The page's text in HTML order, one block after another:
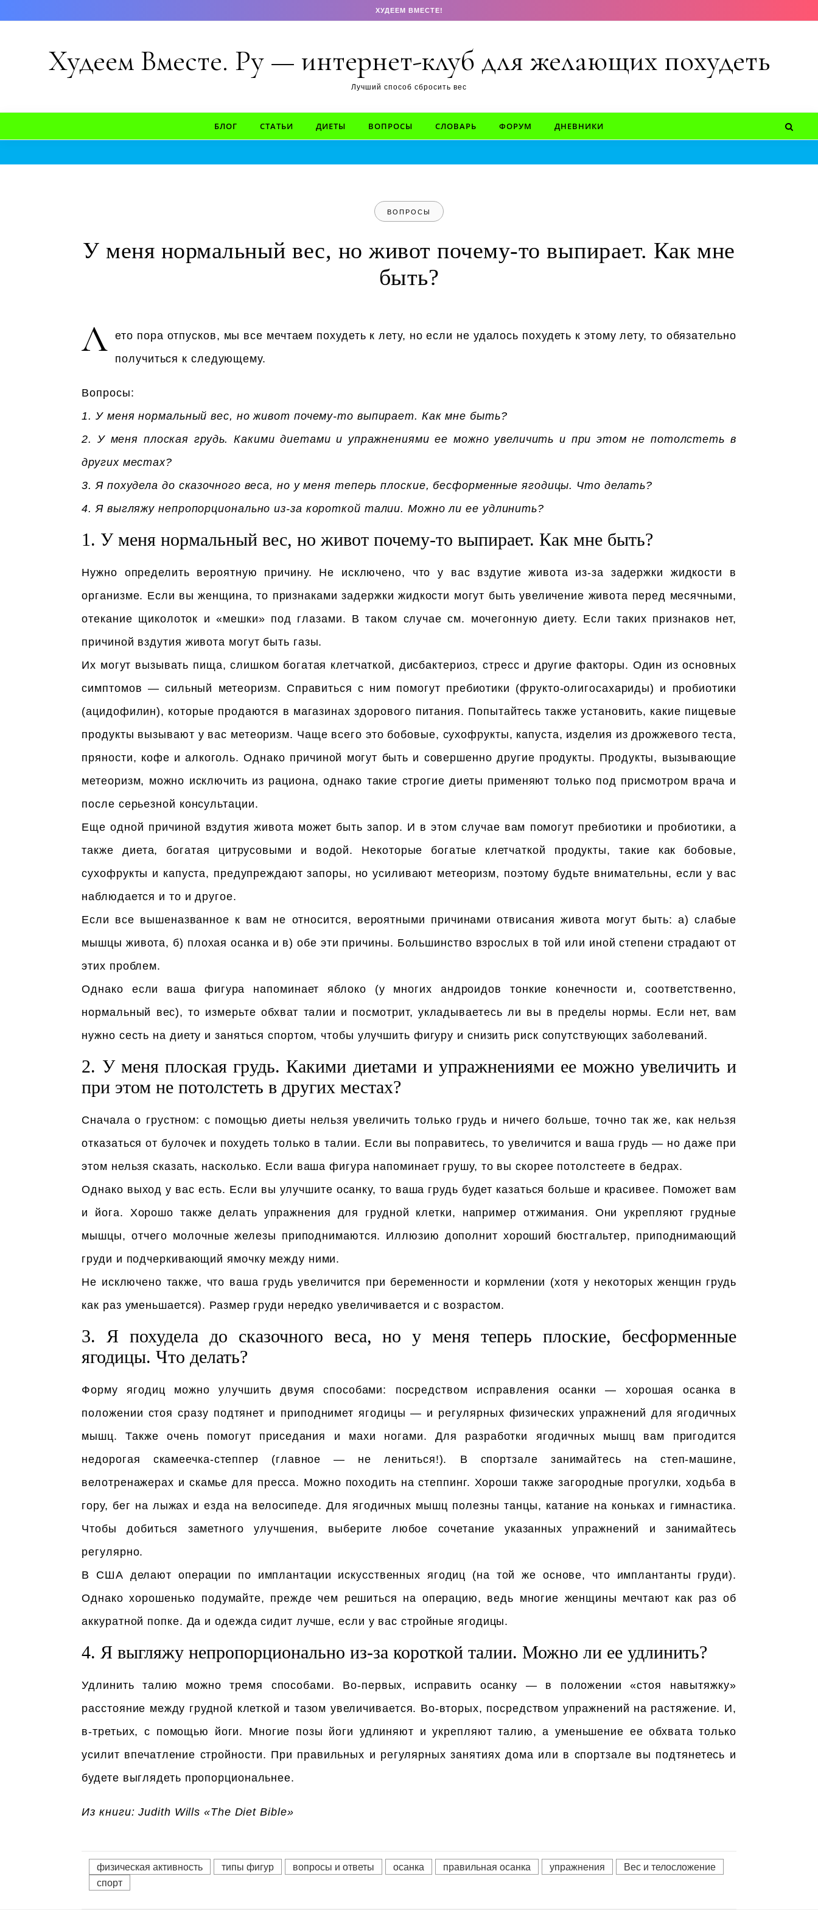
ХУДЕЕМ ВМЕСТЕ!
Худеем Вместе. Ру — интернет-клуб для желающих похудеть
Лучший способ сбросить вес
БЛОГ СТАТЬИ ДИЕТЫ ВОПРОСЫ СЛОВАРЬ ФОРУМ ДНЕВНИКИ
ВОПРОСЫ
У меня нормальный вес, но живот почему-то выпирает. Как мне
быть?
Л
ето пора отпусков, мы все мечтаем похудеть к лету, но если не удалось похудеть к этому лету, то обязательно
получиться к следующему.
Вопросы:
1. У меня нормальный вес, но живот почему-то выпирает. Как мне быть?
2. У меня плоская грудь. Какими диетами и упражнениями ее можно увеличить и при этом не потолстеть в
других местах?
3. Я похудела до сказочного веса, но у меня теперь плоские, бесформенные ягодицы. Что делать?
4. Я выгляжу непропорционально из-за короткой талии. Можно ли ее удлинить?
1. У меня нормальный вес, но живот почему-то выпирает. Как мне быть?
Нужно определить вероятную причину. Не исключено, что у вас вздутие живота из-за задержки жидкости в
организме. Если вы женщина, то признаками задержки жидкости могут быть увеличение живота перед месячными,
отекание щиколоток и «мешки» под глазами. В таком случае см. мочегонную диету. Если таких признаков нет,
причиной вздутия живота могут быть газы.
Их могут вызывать пища, слишком богатая клетчаткой, дисбактериоз, стресс и другие факторы. Один из основных
симптомов — сильный метеоризм. Справиться с ним помогут пребиотики (фрукто-олигосахариды) и пробиотики
(ацидофилин), которые продаются в магазинах здорового питания. Попытайтесь также установить, какие пищевые
продукты вызывают у вас метеоризм. Чаще всего это бобовые, сухофрукты, капуста, изделия из дрожжевого теста,
пряности, кофе и алкоголь. Однако причиной могут быть и совершенно другие продукты. Продукты, вызывающие
метеоризм, можно исключить из рациона, однако такие строгие диеты применяют только под присмотром врача и
после серьезной консультации.
Еще одной причиной вздутия живота может быть запор. И в этом случае вам помогут пребиотики и пробиотики, а
также диета, богатая цитрусовыми и водой. Некоторые богатые клетчаткой продукты, такие как бобовые,
сухофрукты и капуста, предупреждают запоры, но усиливают метеоризм, поэтому будьте внимательны, если у вас
наблюдается и то и другое.
Если все вышеназванное к вам не относится, вероятными причинами отвисания живота могут быть: а) слабые
мышцы живота, б) плохая осанка и в) обе эти причины. Большинство взрослых в той или иной степени страдают от
этих проблем.
Однако если ваша фигура напоминает яблоко (у многих андроидов тонкие конечности и, соответственно,
нормальный вес), то измерьте обхват талии и посмотрит, укладываетесь ли вы в пределы нормы. Если нет, вам
нужно сесть на диету и заняться спортом, чтобы улучшить фигуру и снизить риск сопутствующих заболеваний.
2. У меня плоская грудь. Какими диетами и упражнениями ее можно увеличить и
при этом не потолстеть в других местах?
Сначала о грустном: с помощью диеты нельзя увеличить только грудь и ничего больше, точно так же, как нельзя
отказаться от булочек и похудеть только в талии. Если вы поправитесь, то увеличится и ваша грудь — но даже при
этом нельзя сказать, насколько. Если ваша фигура напоминает грушу, то вы скорее потолстеете в бедрах.
Однако выход у вас есть. Если вы улучшите осанку, то ваша грудь будет казаться больше и красивее. Поможет вам
и йога. Хорошо также делать упражнения для грудной клетки, например отжимания. Они укрепляют грудные
мышцы, отчего молочные железы приподнимаются. Иллюзию дополнит хороший бюстгальтер, приподнимающий
груди и подчеркивающий ямочку между ними.
Не исключено также, что ваша грудь увеличится при беременности и кормлении (хотя у некоторых женщин грудь
как раз уменьшается). Размер груди нередко увеличивается и с возрастом.
3. Я похудела до сказочного веса, но у меня теперь плоские, бесформенные
ягодицы. Что делать?
Форму ягодиц можно улучшить двумя способами: посредством исправления осанки — хорошая осанка в
положении стоя сразу подтянет и приподнимет ягодицы — и регулярных физических упражнений для ягодичных
мышц. Также очень помогут приседания и махи ногами. Для разработки ягодичных мышц вам пригодится
недорогая скамеечка-степпер (главное — не лениться!). В спортзале занимайтесь на степ-машине,
велотренажерах и скамье для пресса. Можно походить на степпинг. Хороши также загородные прогулки, ходьба в
гору, бег на лыжах и езда на велосипеде. Для ягодичных мышц полезны танцы, катание на коньках и гимнастика.
Чтобы добиться заметного улучшения, выберите любое сочетание указанных упражнений и занимайтесь
регулярно.
В США делают операции по имплантации искусственных ягодиц (на той же основе, что имплантанты груди).
Однако хорошенько подумайте, прежде чем решиться на операцию, ведь многие женщины мечтают как раз об
аккуратной попке. Да и одежда сидит лучше, если у вас стройные ягодицы.
4. Я выгляжу непропорционально из-за короткой талии. Можно ли ее удлинить?
Удлинить талию можно тремя способами. Во-первых, исправить осанку — в положении «стоя навытяжку»
расстояние между грудной клеткой и тазом увеличивается. Во-вторых, посредством упражнений на растяжение. И,
в-третьих, с помощью йоги. Многие позы йоги удлиняют и укрепляют талию, а уменьшение ее обхвата только
усилит впечатление стройности. При правильных и регулярных занятиях дома или в спортзале вы подтянетесь и
будете выглядеть пропорциональнее.
Из книги: Judith Wills «The Diet Bible»
физическая активность типы фигур вопросы и ответы осанка правильная осанка упражнения
Вес и телосложение
спорт